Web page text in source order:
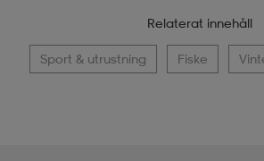
Relaterat innehåll
Sport & utrustning Fiske